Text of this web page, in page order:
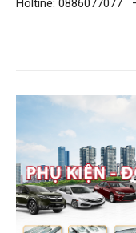
Holtine: 0886077077